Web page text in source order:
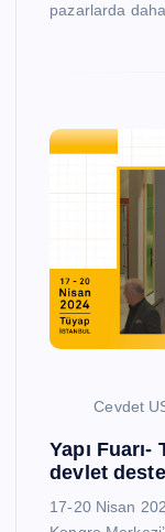
pazarlarda
Cevdet
Yapı
devlet
17-20 Nisan